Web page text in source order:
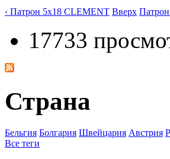
‹ Патрон 5x18 CLEMENT Вверх
17733
Страна
Бельгия Болгария Швейцария Австрия
Все теги